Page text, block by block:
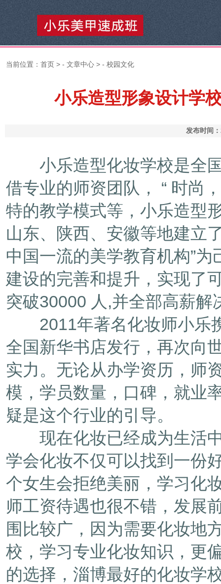
当前位置： 首页 > - 文章中心 > - 校园文化
小乐造型形象设计学
发布时间
小乐造型化妆学校是全国
借专业的师资团队， “ 时尚
特的教学模式等，小乐造型
山东、陕西、安徽等地建立
中国一流的美学教育机构”
建设的完善和提升，实现了
突破30000 人,并全部高薪解
2011年著名化妆师小乐携
全国新华书店发行，再次向
实力。无论从办学资历，师
模，学员数量，口碑，就业
疑是这个行业的引导。
现在化妆已经成为生活中
学会化妆不仅可以找到一份
个女生会拒绝美丽，学习化
师工资待遇也很不错，发展
围比较广，因为需要化妆地
校，学习专业化妆知识，更
的选择，淄博最好的化妆学